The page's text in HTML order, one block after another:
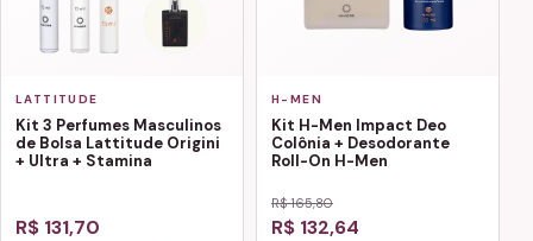
LATTITUDE
Kit 3 Perfumes Masculinos
de Bolsa Lattitude Origini
+ Ultra + Stamina
R$ 131,70
H-MEN
Kit H-Men Impact Deo
Colônia + Desodorante
Roll-On H-Men
R$ 165,80
R$ 132,64